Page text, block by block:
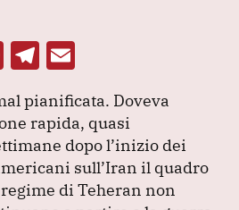
W
at
s
A
p
T
e
gr
a
m
ai
l
pianificata. Doveva
rapida, quasi
dopo l’inizio dei
sull’Iran il quadro
di Teheran non